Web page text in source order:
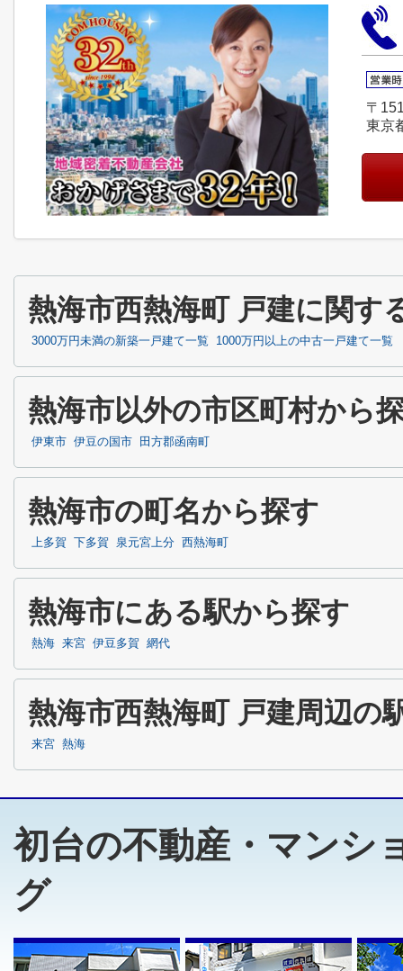
〒
東京
熱海市西熱海町 戸建に関す
3000万円未満の新築一戸建て一覧 1000万円以上の中古一戸建て一覧
熱海市以外の市区町村から
伊東市 伊豆の国市 田方郡函南町
熱海市の町名から探す
上多賀 下多賀 泉元宮上分 西熱海町
熱海市にある駅から探す
熱海 来宮 伊豆多賀 網代
熱海市西熱海町 戸建周辺の
来宮 熱海
初台の不動産・マンシ
グ